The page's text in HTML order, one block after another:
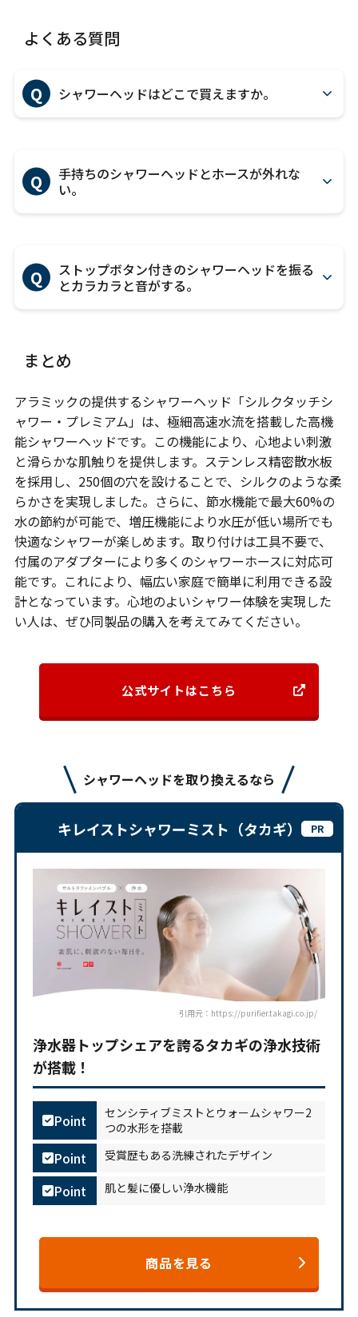
よくある質問
Q シャワーヘッドはどこで買えますか。
Q
手持ちのシャワーヘッドとホースが外れな
い。
Q
ストップボタン付きのシャワーヘッドを振る
とカラカラと音がする。
まとめ
アラミックの提供するシャワーヘッド「シルクタッチシ
ャワー・プレミアム」は、極細高速水流を搭載した高機
能シャワーヘッドです。この機能により、心地よい刺激
と滑らかな肌触りを提供します。ステンレス精密散水板
を採用し、250個の穴を設けることで、シルクのような柔
らかさを実現しました。さらに、節水機能で最大60%の
水の節約が可能で、増圧機能により水圧が低い場所でも
快適なシャワーが楽しめます。取り付けは工具不要で、
付属のアダプターにより多くのシャワーホースに対応可
能です。これにより、幅広い家庭で簡単に利用できる設
計となっています。心地のよいシャワー体験を実現した
い人は、ぜひ同製品の購入を考えてみてください。
公式サイトはこちら
シャワーヘッドを取り換えるなら
キレイストシャワーミスト（タカギ）
引用元：https://purifier.takagi.co.jp/
浄水器トップシェアを誇るタカギの浄水技術
が搭載！
Point
センシティブミストとウォームシャワー2
つの水形を搭載
Point 受賞歴もある洗練されたデザイン
Point 肌と髪に優しい浄水機能
商品を見る